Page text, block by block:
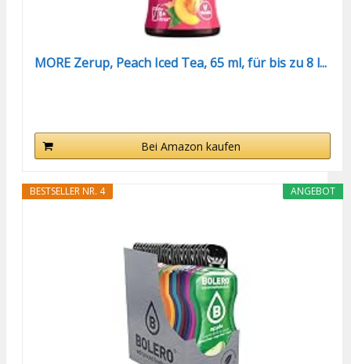
MORE Zerup, Peach Iced Tea, 65 ml, für bis zu 8 l...
Bei Amazon kaufen
ANGEBOT
BESTSELLER NR. 4